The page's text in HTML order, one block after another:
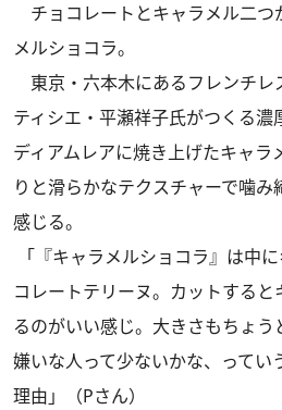
チョコレートとキャラメル二つ
メルショコラ。
東京・六本木にあるフレンチレ
ティシエ・平瀬祥子氏がつくる濃
ディアムレアに焼き上げたキャラ
りと滑らかなテクスチャーで噛
感じる。
「『キャラメルショコラ』は中
コレートテリーヌ。カットする
るのがいい感じ。大きさもちょ
嫌いな人って少ないかな、ってい
理由」（Pさん）